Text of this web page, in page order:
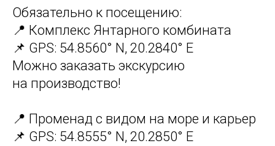
Обязательно к посещению:
📍 Комплекс Янтарного комбината
📌 GPS: 54.8560° N, 20.2840° E
Можно заказать экскурсию
на производство!
📍 Променад с видом на море и карьер
📌 GPS: 54.8555° N, 20.2850° E